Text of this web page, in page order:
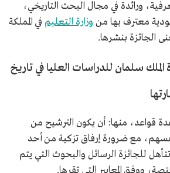
ورائدة في مجال البحث التاريخي،
معترف بها من وزارة التعليم في المملكة
الجائزة بنشرها.
الملك سلمان للدراسات العليا في تاريخ
قواعد، منها: أن يكون الترشيح من
مع ضرورة إرفاق تزكية من أحد
للجائزة الرسائل والبحوث التي يتم
ووفق المعايير التي تقرها.